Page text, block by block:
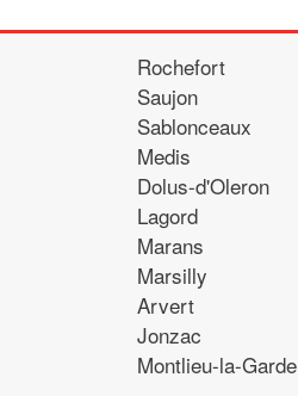
Rochefort
Saujon
Sablonceaux
Medis
Dolus-d'Oleron
Lagord
Marans
Marsilly
Arvert
Jonzac
Montlieu-la-Garde